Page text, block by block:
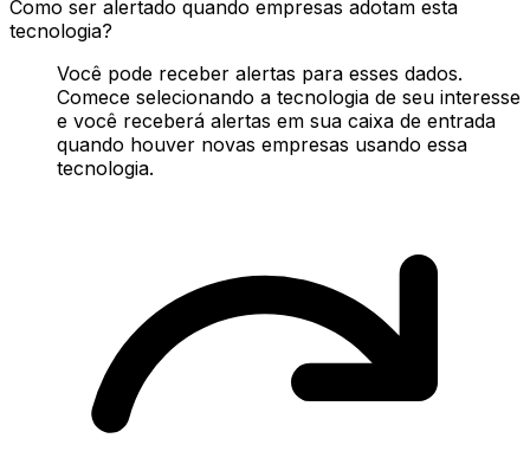
Como ser alertado quando empresas adotam esta
tecnologia?
Você pode receber alertas para esses dados.
Comece selecionando a tecnologia de seu interesse
e você receberá alertas em sua caixa de entrada
quando houver novas empresas usando essa
tecnologia.